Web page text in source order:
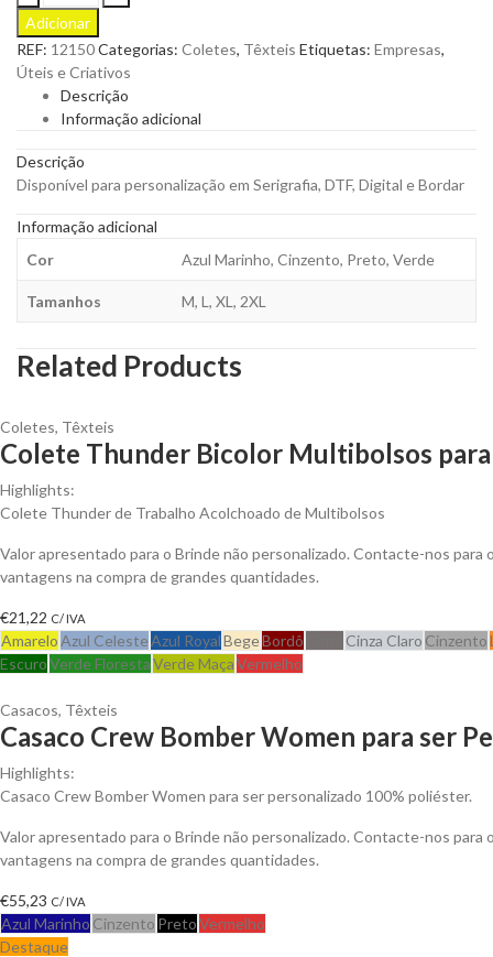
Whister
para
Personalizar
quantity
Adicionar
REF: 12150Categorias: Coletes, Têxteis Etiquetas: Empresas,
Úteis e Criativos
Descrição
Informação adicional
Descrição
Disponível para personalização em Serigrafia, DTF, Digital e Bordar
Informação adicional
Cor
Azul Marinho, Cinzento, Preto, Verde
Tamanhos M, L, XL, 2XL
Related Products
Coletes, Têxteis
Colete Thunder Bicolor Multibolsos
Highlights:
Colete Thunder de Trabalho Acolchoado de Multibolsos
Valor apresentado para o Brinde não personalizado. Contacte-nos para
vantagens na compra de grandes quantidades.
€21,22 C/ IVA
AmareloAzul CelesteAzul RoyalBegeBordô Cinza Claro Cinzento
EscuroVerde FlorestaVerde MaçaVermelho
Casacos, Têxteis
Casaco Crew Bomber Women para ser
Highlights:
Casaco Crew Bomber Women para ser personalizado 100% poliéster.
Valor apresentado para o Brinde não personalizado. Contacte-nos para
vantagens na compra de grandes quantidades.
€55,23 C/ IVA
Azul Marinho Cinzento PretoVermelho
Destaque